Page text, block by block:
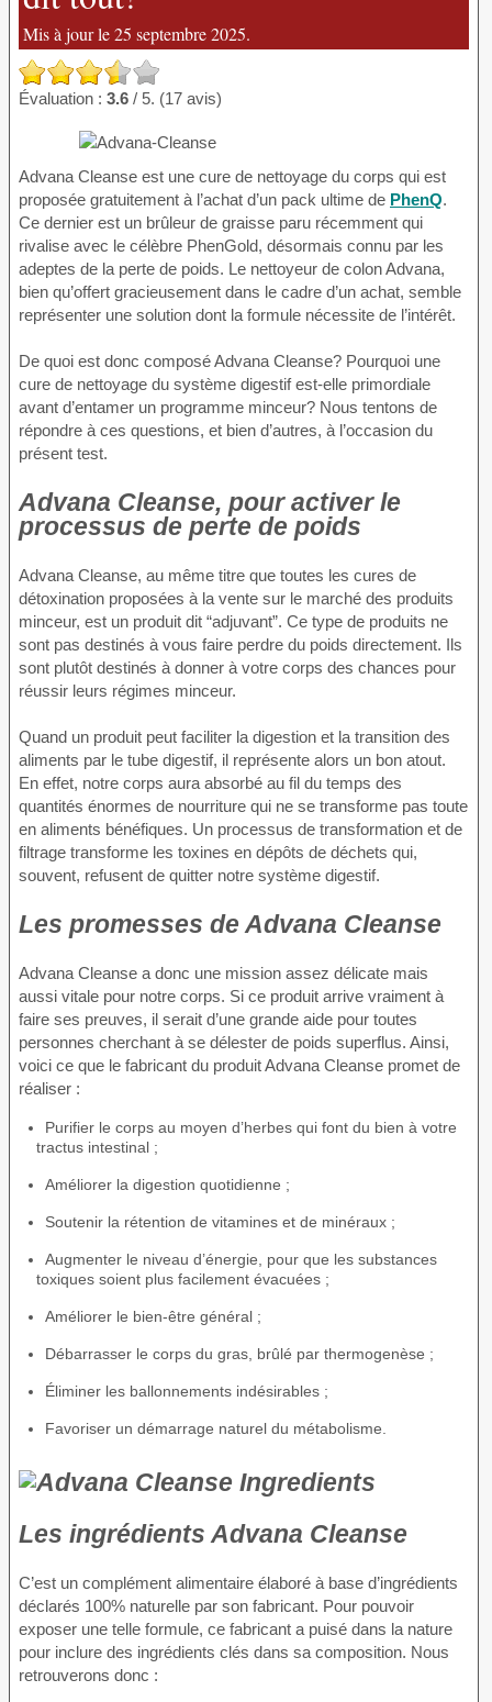
Mis à jour le 25 septembre 2025.
Évaluation : 3.6 / 5. (17 avis)
Advana Cleanse est une cure de nettoyage du corps qui est
proposée gratuitement à l’achat d’un pack ultime de PhenQ.
Ce dernier est un brûleur de graisse paru récemment qui
rivalise avec le célèbre PhenGold, désormais connu par les
adeptes de la perte de poids. Le nettoyeur de colon Advana,
bien qu’offert gracieusement dans le cadre d’un achat, semble
représenter une solution dont la formule nécessite de l’intérêt.
De quoi est donc composé Advana Cleanse? Pourquoi une
cure de nettoyage du système digestif est-elle primordiale
avant d’entamer un programme minceur? Nous tentons de
répondre à ces questions, et bien d’autres, à l’occasion du
présent test.
Advana Cleanse, pour activer le
processus de perte de poids
Advana Cleanse, au même titre que toutes les cures de
détoxination proposées à la vente sur le marché des produits
minceur, est un produit dit “adjuvant”. Ce type de produits ne
sont pas destinés à vous faire perdre du poids directement. Ils
sont plutôt destinés à donner à votre corps des chances pour
réussir leurs régimes minceur.
Quand un produit peut faciliter la digestion et la transition des
aliments par le tube digestif, il représente alors un bon atout.
En effet, notre corps aura absorbé au fil du temps des
quantités énormes de nourriture qui ne se transforme pas toute
en aliments bénéfiques. Un processus de transformation et de
filtrage transforme les toxines en dépôts de déchets qui,
souvent, refusent de quitter notre système digestif.
Les promesses de Advana Cleanse
Advana Cleanse a donc une mission assez délicate mais
aussi vitale pour notre corps. Si ce produit arrive vraiment à
faire ses preuves, il serait d’une grande aide pour toutes
personnes cherchant à se délester de poids superflus. Ainsi,
voici ce que le fabricant du produit Advana Cleanse promet de
réaliser :
Purifier le corps au moyen d’herbes qui font du bien à votre
tractus intestinal ;
Améliorer la digestion quotidienne ;
Soutenir la rétention de vitamines et de minéraux ;
Augmenter le niveau d’énergie, pour que les substances
toxiques soient plus facilement évacuées ;
Améliorer le bien-être général ;
Débarrasser le corps du gras, brûlé par thermogenèse ;
Éliminer les ballonnements indésirables ;
Favoriser un démarrage naturel du métabolisme.
Les ingrédients Advana Cleanse
C’est un complément alimentaire élaboré à base d’ingrédients
déclarés 100% naturelle par son fabricant. Pour pouvoir
exposer une telle formule, ce fabricant a puisé dans la nature
pour inclure des ingrédients clés dans sa composition. Nous
retrouverons donc :